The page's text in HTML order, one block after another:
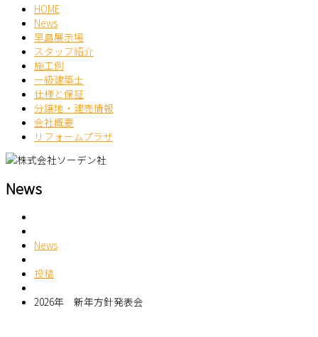
HOME
News
早島展示場
スタッフ紹介
施工例
一級建築士
仕様と保証
分譲地・建売情報
会社概要
リフォームプラザ
News
News
投稿
2026年 新年方針発表会